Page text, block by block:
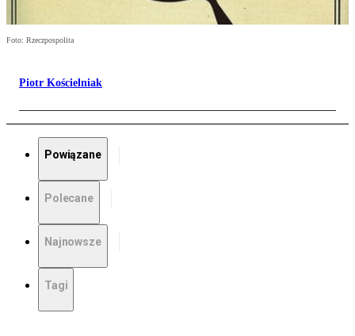
Foto: Rzeczpospolita
Piotr Kościelniak
Powiązane
Polecane
Najnowsze
Tagi